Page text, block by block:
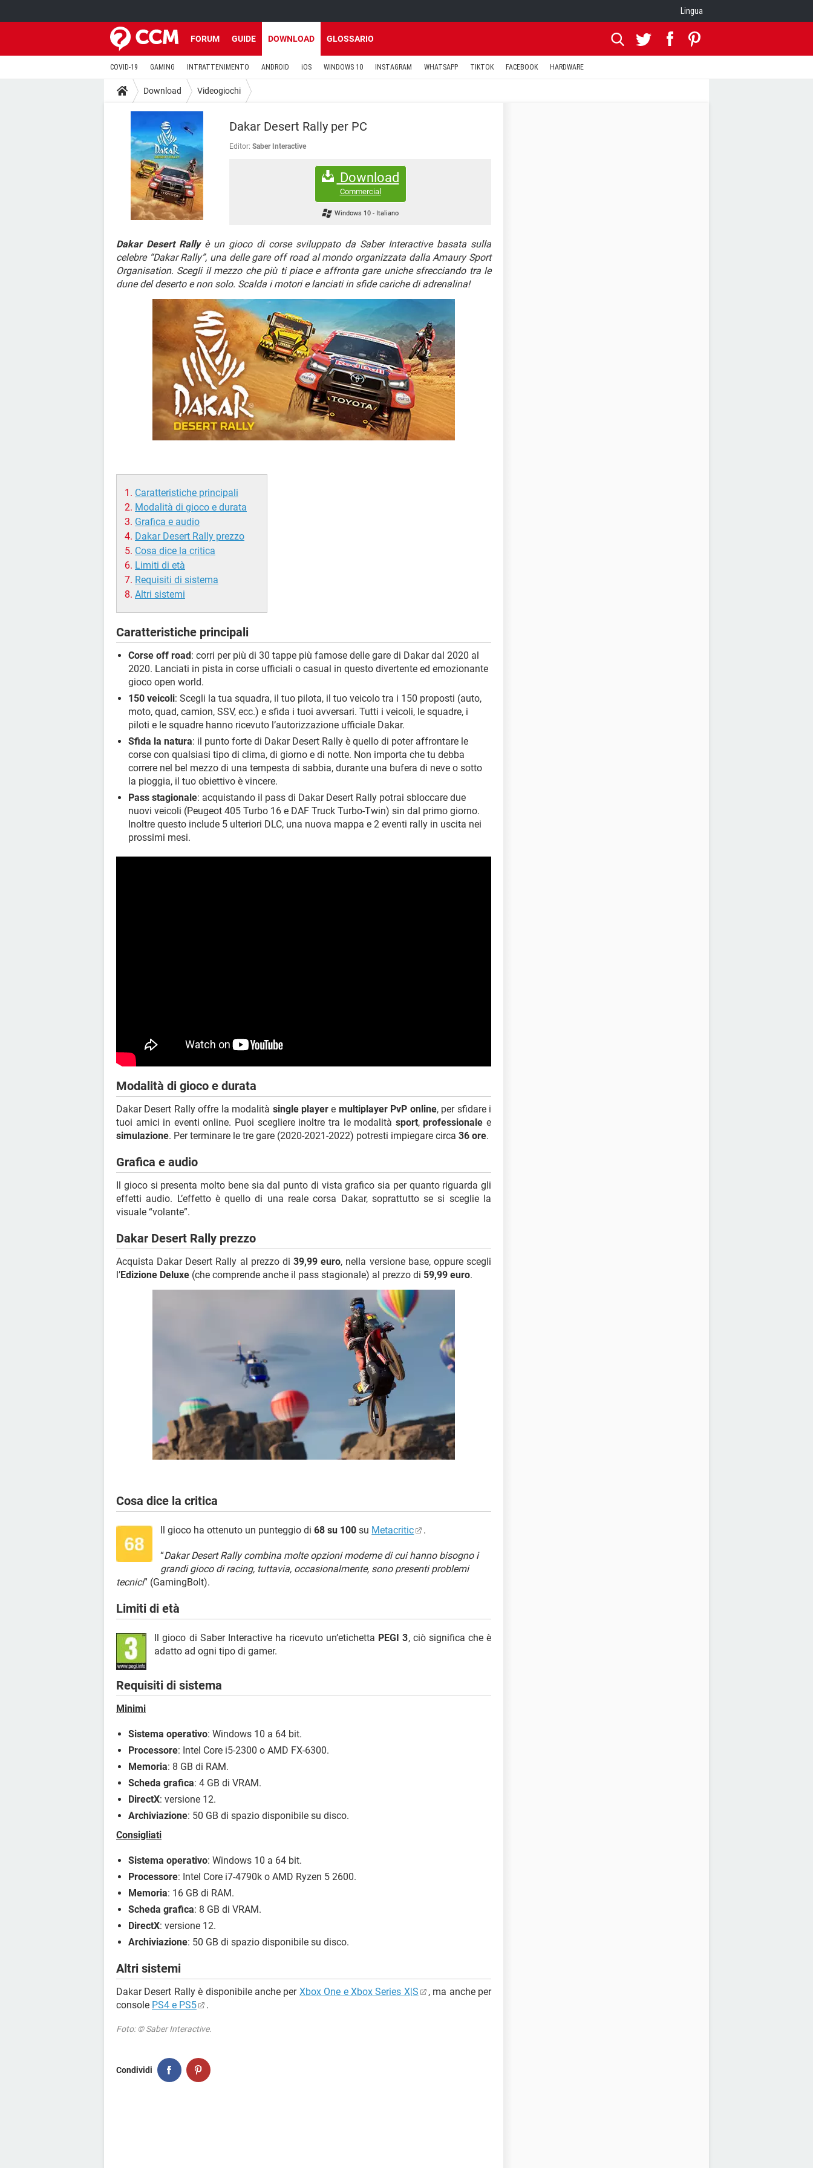
Lingua
FORUM GUIDE DOWNLOAD GLOSSARIO
COVID-19 GAMING INTRATTENIMENTO ANDROID iOS WINDOWS 10 INSTAGRAM WHATSAPP TIKTOK FACEBOOK HARDWARE
Download Videogiochi
Dakar Desert Rally per PC
Editor: Saber Interactive
Download
Commercial
Windows 10 - Italiano
Dakar Desert Rallyè un gioco di corse sviluppato da Saber Interactive basata sulla
celebre “Dakar Rally”, una delle gare off road al mondo organizzata dalla Amaury Sport
Organisation. Scegli il mezzo che più ti piace e affronta gare uniche sfrecciando tra le
dune del deserto e non solo. Scalda i motori e lanciati in sfide cariche di adrenalina!
Caratteristiche principali
Modalità di gioco e durata
Grafica e audio
Dakar Desert Rally prezzo
Cosa dice la critica
Limiti di età
Requisiti di sistema
Altri sistemi
Caratteristiche principali
Corse off road: corri per più di 30 tappe più famose delle gare di Dakar dal 2020 al
2020. Lanciati in pista in corse ufficiali o casual in questo divertente ed emozionante
gioco open world.
150 veicoli: Scegli la tua squadra, il tuo pilota, il tuo veicolo tra i 150 proposti (auto,
moto, quad, camion, SSV, ecc.) e sfida i tuoi avversari. Tutti i veicoli, le squadre, i
piloti e le squadre hanno ricevuto l’autorizzazione ufficiale Dakar.
Sfida la natura: il punto forte di Dakar Desert Rally è quello di poter affrontare le
corse con qualsiasi tipo di clima, di giorno e di notte. Non importa che tu debba
correre nel bel mezzo di una tempesta di sabbia, durante una bufera di neve o sotto
la pioggia, il tuo obiettivo è vincere.
Pass stagionale: acquistando il pass di Dakar Desert Rally potrai sbloccare due
nuovi veicoli (Peugeot 405 Turbo 16 e DAF Truck Turbo-Twin) sin dal primo giorno.
Inoltre questo include 5 ulteriori DLC, una nuova mappa e 2 eventi rally in uscita nei
prossimi mesi.
Modalità di gioco e durata
Dakar Desert Rally offre la modalità single player e multiplayer PvP online, per sfidare i
tuoi amici in eventi online. Puoi scegliere inoltre tra le modalità sport,professionale e
simulazione. Per terminare le tre gare (2020-2021-2022) potresti impiegare circa 36 ore.
Grafica e audio
Il gioco si presenta molto bene sia dal punto di vista grafico sia per quanto riguarda gli
effetti audio. L’effetto è quello di una reale corsa Dakar, soprattutto se si sceglie la
visuale “volante”.
Dakar Desert Rally prezzo
Acquista Dakar Desert Rally al prezzo di39,99 euro, nella versione base, oppure scegli
l’Edizione Deluxe (che comprende anche il pass stagionale) al prezzo di 59,99 euro.
Cosa dice la critica
Il gioco ha ottenuto un punteggio di68 su 100 su Metacritic .
“Dakar Desert Rally combina molte opzioni moderne di cui hanno bisogno i
grandi gioco di racing, tuttavia, occasionalmente, sono presenti problemi
tecnici” (GamingBolt).
Limiti di età
Il gioco di Saber Interactive ha ricevuto un’etichetta PEGI 3, ciò significa che è
adatto ad ogni tipo di gamer.
Requisiti di sistema
Minimi
Sistema operativo: Windows 10 a 64 bit.
Processore: Intel Core i5-2300 o AMD FX-6300.
Memoria: 8 GB di RAM.
Scheda grafica: 4 GB di VRAM.
DirectX: versione 12.
Archiviazione: 50 GB di spazio disponibile su disco.
Consigliati
Sistema operativo: Windows 10 a 64 bit.
Processore: Intel Core i7-4790k o AMD Ryzen 5 2600.
Memoria: 16 GB di RAM.
Scheda grafica: 8 GB di VRAM.
DirectX: versione 12.
Archiviazione: 50 GB di spazio disponibile su disco.
Altri sistemi
Dakar Desert Rally è disponibile anche per Xbox One e Xbox Series X|S
, ma anche per
console PS4 e PS5 .
Foto: © Saber Interactive.
Condividi